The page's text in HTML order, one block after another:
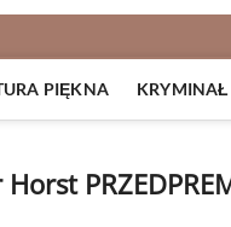
PIĘKNA KRYMINAŁ